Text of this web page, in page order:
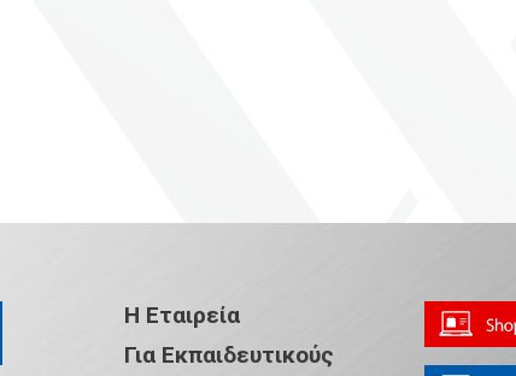
Η Εταιρεία
Για Εκπαιδευτικούς